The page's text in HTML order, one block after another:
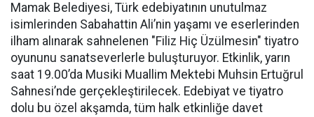
Mamak Belediyesi, Türk edebiyatının unutulmaz
isimlerinden Sabahattin Ali’nin yaşamı ve eserlerinden
ilham alınarak sahnelenen "Filiz Hiç Üzülmesin" tiyatro
oyununu sanatseverlerle buluşturuyor. Etkinlik, yarın
saat 19.00’da Musiki Muallim Mektebi Muhsin Ertuğrul
Sahnesi’nde gerçekleştirilecek. Edebiyat ve tiyatro
dolu bu özel akşamda, tüm halk etkinliğe davet